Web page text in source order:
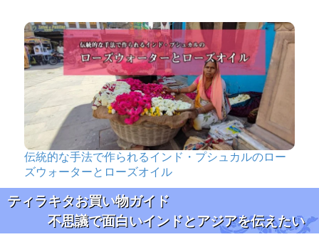
伝統的な手法で作られるインド・プシュカルのロー
ズウォーターとローズオイル
ティラキタお買い物ガイド
不思議で面白いインドとアジアを伝えたい